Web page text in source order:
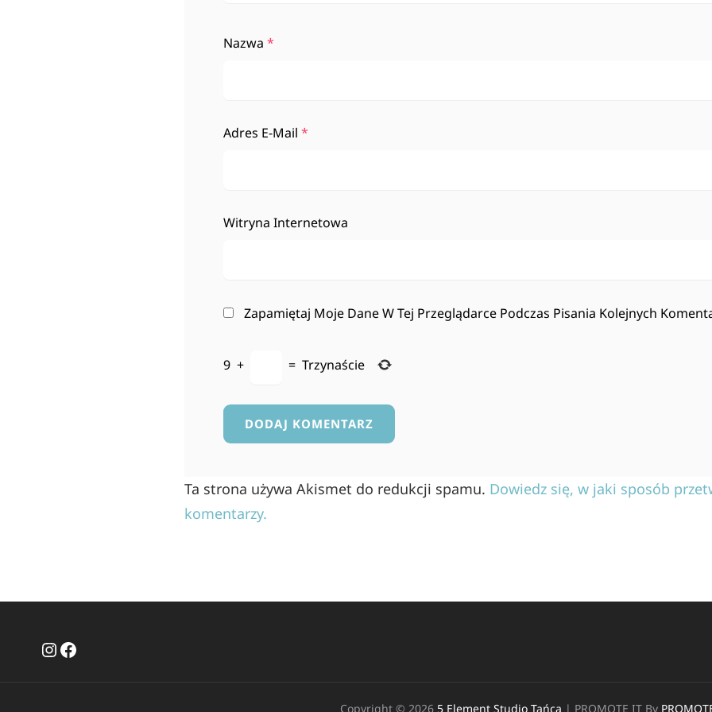
Nazwa *
Adres E-Mail *
Witryna Internetowa
Zapamiętaj Moje Dane W Tej Przeglądarce Podczas Pisania Kolejnych
9 + = Trzynaście
Ta strona używa Akismet do redukcji spamu. Dowiedz się, w jaki sposób
komentarzy.
Instagram
Facebook
Copyright © 2026 5 Element Studio Tańca | PROMOTE IT By